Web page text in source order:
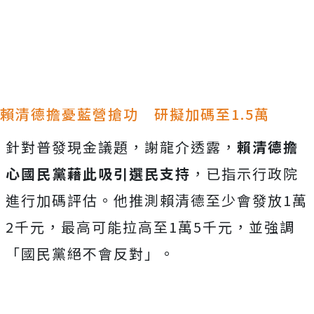
賴清德擔憂藍營搶功 研擬加碼至1.5萬
針對普發現金議題，謝龍介透露， 賴清德擔
心國民黨藉此吸引選民支持 ，已指示行政院
進行加碼評估。他推測賴清德至少會發放1萬
2千元，最高可能拉高至1萬5千元，並強調
「國民黨絕不會反對」。